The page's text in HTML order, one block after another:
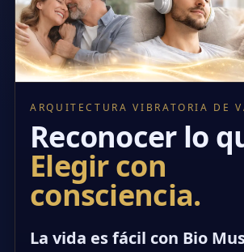
ARQUITECTURA VIBRATORIA DE
Reconocer lo
Elegir con
consciencia.
La vida es fácil con Bio